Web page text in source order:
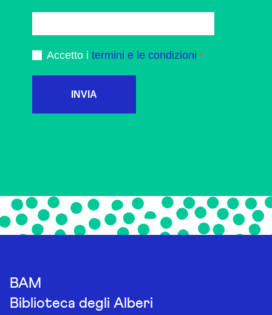
Accetto i termini e le condizioni
INVIA
BAM
Biblioteca degli Alberi